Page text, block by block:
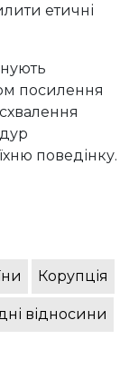
етичні
посилення
поведінку.
Корупція
відносини